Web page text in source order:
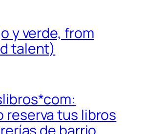
y verde, from
talent)
reserva tus libros